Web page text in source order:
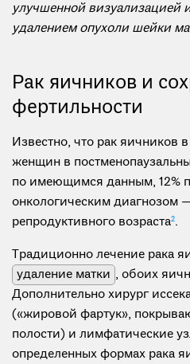
улучшенной визуализацией
удалением опухоли шейки
Рак яичников и
фертильности
Известно, что рак яичников
женщин в
по имеющимся данным, 12%
онкологическим
репродуктивного возраста2.
Традиционно лечение рака
удаление матки , обоих
Дополнительно хирург
(«жировой фартук»,
полости) и лимфатические
определенных формах рака